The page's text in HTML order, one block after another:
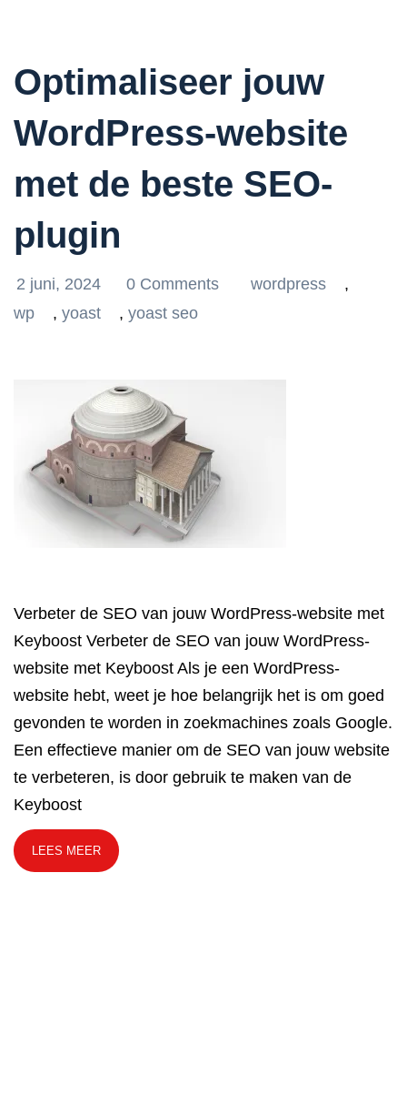
Optimaliseer jouw
WordPress-website
met de beste SEO-
plugin
2 juni, 2024 0 Comments wordpress
,
wp
, yoast , yoast seo
Verbeter de SEO van jouw WordPress-website met
Keyboost Verbeter de SEO van jouw WordPress-
website met Keyboost Als je een WordPress-
website hebt, weet je hoe belangrijk het is om goed
gevonden te worden in zoekmachines zoals Google.
Een effectieve manier om de SEO van jouw website
te verbeteren, is door gebruik te maken van de
Keyboost
LEES MEER